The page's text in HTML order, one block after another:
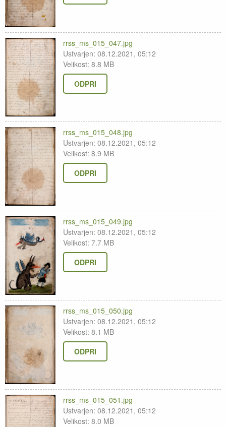
rrss_ms_015_047.jpg
Ustvarjen: 08.12.2021, 05:12
Velikost: 8.8 MB
ODPRI
rrss_ms_015_048.jpg
Ustvarjen: 08.12.2021, 05:12
Velikost: 8.9 MB
ODPRI
rrss_ms_015_049.jpg
Ustvarjen: 08.12.2021, 05:12
Velikost: 7.7 MB
ODPRI
rrss_ms_015_050.jpg
Ustvarjen: 08.12.2021, 05:12
Velikost: 8.1 MB
ODPRI
rrss_ms_015_051.jpg
Ustvarjen: 08.12.2021, 05:12
Velikost: 8.0 MB